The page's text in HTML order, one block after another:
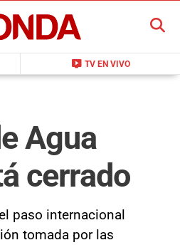
live_tv TV EN VIVO
BUSCAR
Agua
cerrado
paso internacional
tomada por las